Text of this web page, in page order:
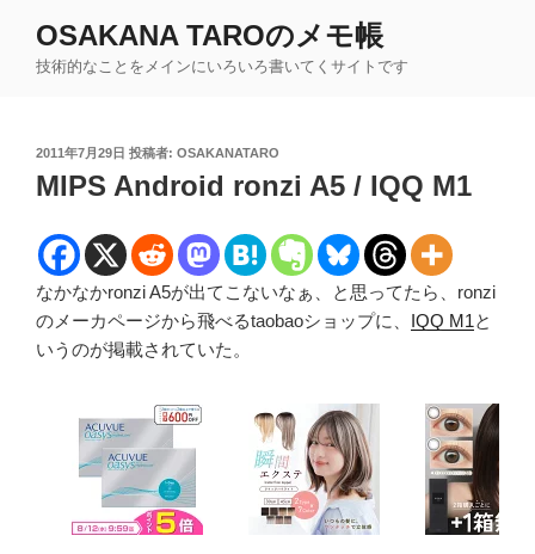
OSAKANA TAROのメモ帳
技術的なことをメインにいろいろ書いてくサイトです
投
稿
日:
2011年7月29日 投稿者: OSAKANATARO
MIPS Android ronzi A5 / IQQ M1
なかなかronzi A5が出てこないなぁ、と思ってたら、ronzi
のメーカページから飛べるtaobaoショップに、 IQQ M1と
いうのが掲載されていた。